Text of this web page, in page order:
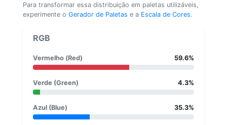
Para transformar essa distribuição em paletas utilizáveis,
experimente o Gerador de Paletas e a Escala de Cores.
RGB
Vermelho (Red) 59.6%
Verde (Green) 4.3%
Azul (Blue) 35.3%